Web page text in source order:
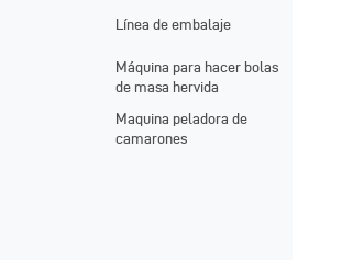
Línea de embalaje
Máquina para hacer bolas
de masa hervida
Maquina peladora de
camarones